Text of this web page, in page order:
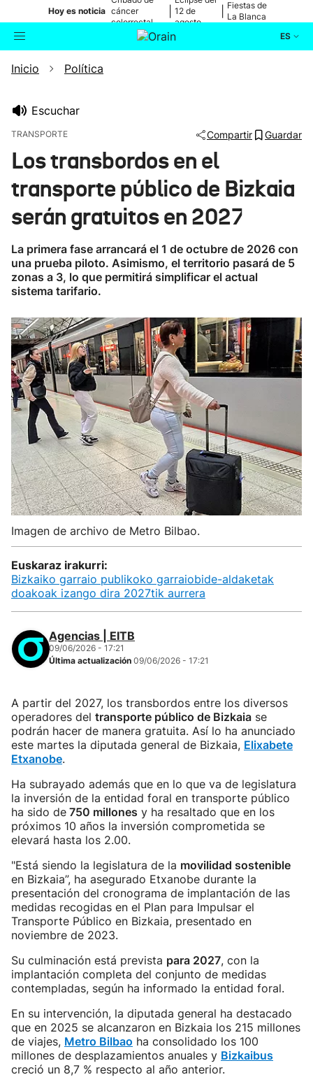
Hoy es noticia cáncer
colorrectal
12 de
agosto
Fiestas de
La Blanca
ES
Buscador
Ikusmiran
Eguraldia
Inicio Política
Escuchar
TRANSPORTE Compartir Guardar
Los transbordos en el
transporte público de Bizkaia
serán gratuitos en 2027
La primera fase arrancará el 1 de octubre de 2026 con
una prueba piloto. Asimismo, el territorio pasará de 5
zonas a 3, lo que permitirá simplificar el actual
sistema tarifario.
Imagen de archivo de Metro Bilbao.
Euskaraz irakurri:
Bizkaiko garraio publikoko garraiobide-aldaketak
doakoak izango dira 2027tik aurrera
Agencias | EITB
09/06/2026 - 17:21
Última actualización 09/06/2026 - 17:21
A partir del 2027, los transbordos entre los diversos
operadores del transporte público de Bizkaia se
podrán hacer de manera gratuita. Así lo ha anunciado
este martes la diputada general de Bizkaia, Elixabete
Etxanobe.
Ha subrayado además que en lo que va de legislatura
la inversión de la entidad foral en transporte público
ha sido de 750 millones y ha resaltado que en los
próximos 10 años la inversión comprometida se
elevará hasta los 2.00.
"Está siendo la legislatura de la movilidad sostenible
en Bizkaia”, ha asegurado Etxanobe durante la
presentación del cronograma de implantación de las
medidas recogidas en el Plan para Impulsar el
Transporte Público en Bizkaia, presentado en
noviembre de 2023.
Su culminación está prevista para 2027, con la
implantación completa del conjunto de medidas
contempladas, según ha informado la entidad foral.
En su intervención, la diputada general ha destacado
que en 2025 se alcanzaron en Bizkaia los 215 millones
de viajes, Metro Bilbao ha consolidado los 100
millones de desplazamientos anuales y Bizkaibus
creció un 8,7 % respecto al año anterior.